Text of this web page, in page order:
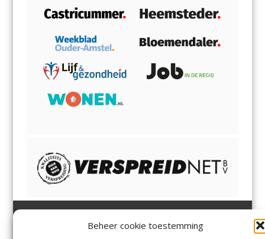
Beheer cookie toestemming